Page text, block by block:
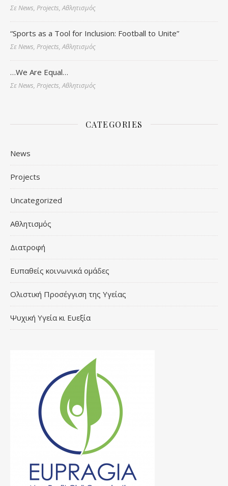
Σε News, Projects, Αθλητισμός
“Sports as a Tool for Inclusion: Football to Unite”
Σε News, Projects, Αθλητισμός
…We Are Equal…
Σε News, Projects, Αθλητισμός
CATEGORIES
News
Projects
Uncategorized
Αθλητισμός
Διατροφή
Ευπαθείς κοινωνικά ομάδες
Ολιστική Προσέγγιση της Υγείας
Ψυχική Υγεία κι Ευεξία